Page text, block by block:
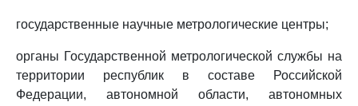
государственные научные метрологические центры;
органы Государственной метрологической службы на
территории республик в составе Российской
Федерации, автономной области, автономных